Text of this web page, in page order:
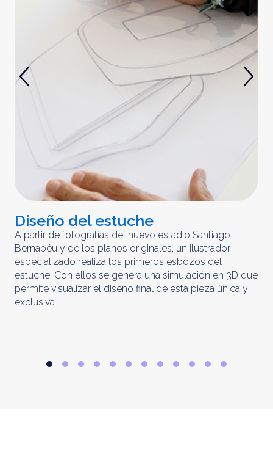
Diseño del estuche
A partir de fotografías del nuevo estadio Santiago
Bernabéu y de los planos originales, un ilustrador
especializado realiza los primeros esbozos del
estuche. Con ellos se genera una simulación en 3D que
permite visualizar el diseño final de esta pieza única y
exclusiva